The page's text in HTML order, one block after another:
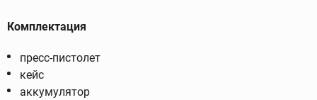
Комплектация
пресс-пистолет
кейс
аккумулятор